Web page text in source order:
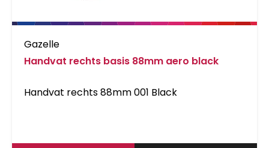
Gazelle
Handvat rechts basis 88mm aero black
Handvat rechts 88mm 001 Black